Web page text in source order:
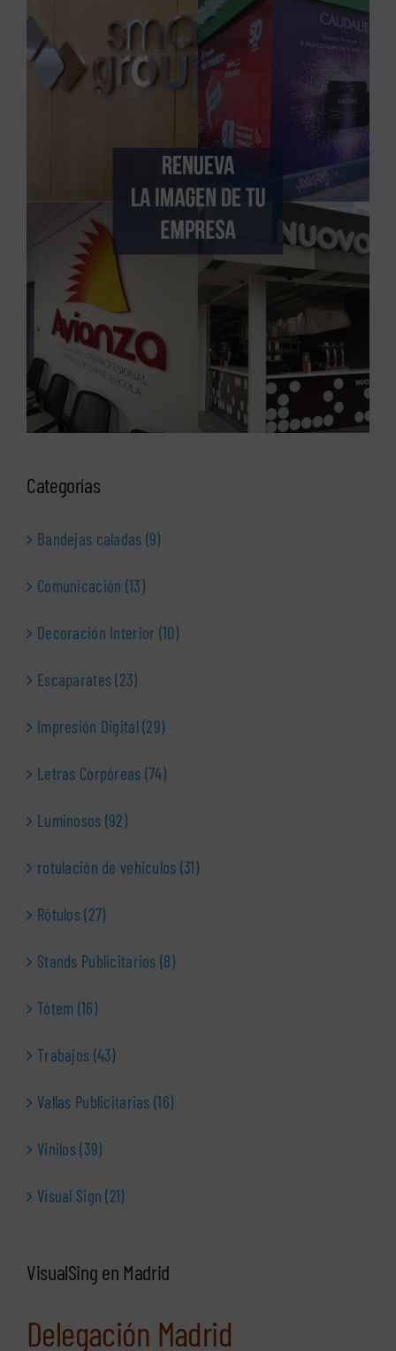
Categorías
Bandejas caladas (9)
Comunicación (13)
Decoración Interior (10)
Escaparates (23)
Impresión Digital (29)
Letras Corpóreas (74)
Luminosos (92)
rotulación de vehiculos (31)
Rótulos (27)
Stands Publicitarios (8)
Tótem (16)
Trabajos (43)
Vallas Publicitarias (16)
Vinilos (39)
Visual Sign (21)
VisualSing en Madrid
Delegación Madrid